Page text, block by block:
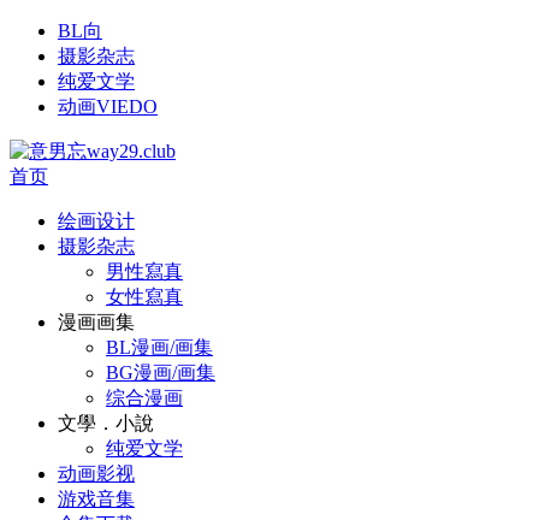
BL向
摄影杂志
纯爱文学
动画VIEDO
首页
绘画设计
摄影杂志
男性寫真
女性寫真
漫画画集
BL漫画/画集
BG漫画/画集
综合漫画
文學．小說
纯爱文学
动画影视
游戏音集